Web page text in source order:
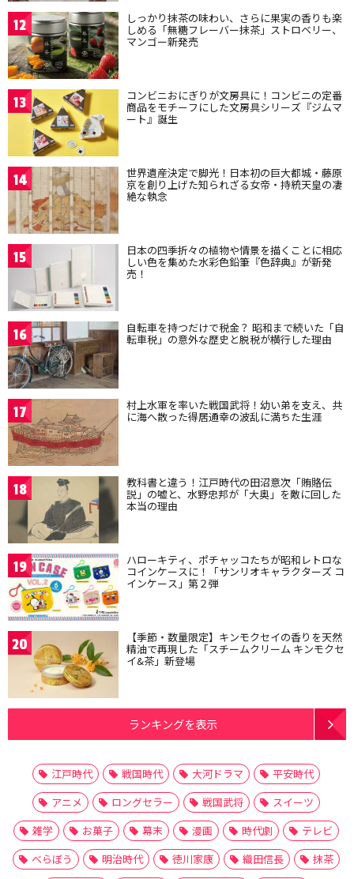
12 しっかり抹茶の味わい、さらに果実の香りも楽
しめる「無糖フレーバー抹茶」ストロベリー、
マンゴー新発売
13 コンビニおにぎりが文房具に！コンビニの定番
商品をモチーフにした文房具シリーズ『ジムマ
ート』誕生
14 世界遺産決定で脚光！日本初の巨大都城・藤原
京を創り上げた知られざる女帝・持統天皇の凄
絶な執念
15 日本の四季折々の植物や情景を描くことに相応
しい色を集めた水彩色鉛筆『色辞典』が新発
売！
16 自転車を持つだけで税金？ 昭和まで続いた「自
転車税」の意外な歴史と脱税が横行した理由
17 村上水軍を率いた戦国武将！幼い弟を支え、共
に海へ散った得居通幸の波乱に満ちた生涯
18 教科書と違う！江戸時代の田沼意次「賄賂伝
説」の嘘と、水野忠邦が「大奥」を敵に回した
本当の理由
19 ハローキティ、ポチャッコたちが昭和レトロな
コインケースに！「サンリオキャラクターズ コ
インケース」第２弾
20 【季節・数量限定】キンモクセイの香りを天然
精油で再現した「スチームクリーム キンモクセ
イ&茶」新登場
ランキングを表示
江戸時代 戦国時代 大河ドラマ
平安時代
アニメ
ロングセラー 戦国武将
スイーツ
雑学
お菓子 幕末 漫画 時代劇
テレビ
べらぼう
明治時代 徳川家康 織田信長
抹茶